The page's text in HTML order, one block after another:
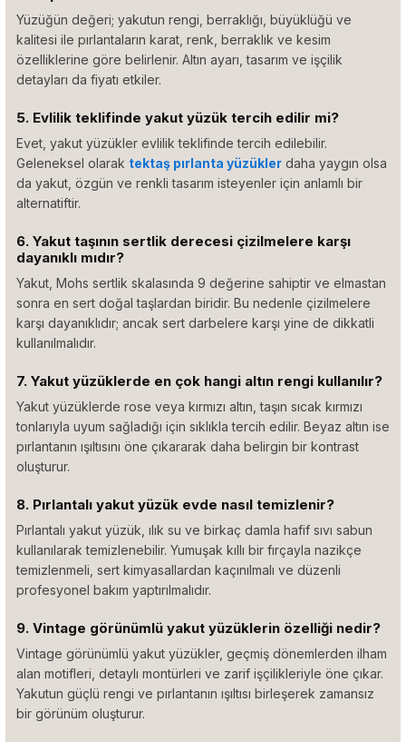
Yüzüğün değeri; yakutun rengi, berraklığı, büyüklüğü ve
kalitesi ile pırlantaların karat, renk, berraklık ve kesim
özelliklerine göre belirlenir. Altın ayarı, tasarım ve işçilik
detayları da fiyatı etkiler.
5. Evlilik teklifinde yakut yüzük tercih edilir mi?
Evet, yakut yüzükler evlilik teklifinde tercih edilebilir.
Geleneksel olarak tektaş pırlanta yüzükler daha yaygın olsa
da yakut, özgün ve renkli tasarım isteyenler için anlamlı bir
alternatiftir.
6. Yakut taşının sertlik derecesi çizilmelere karşı
dayanıklı mıdır?
Yakut, Mohs sertlik skalasında 9 değerine sahiptir ve elmastan
sonra en sert doğal taşlardan biridir. Bu nedenle çizilmelere
karşı dayanıklıdır; ancak sert darbelere karşı yine de dikkatli
kullanılmalıdır.
7. Yakut yüzüklerde en çok hangi altın rengi kullanılır?
Yakut yüzüklerde rose veya kırmızı altın, taşın sıcak kırmızı
tonlarıyla uyum sağladığı için sıklıkla tercih edilir. Beyaz altın ise
pırlantanın ışıltısını öne çıkararak daha belirgin bir kontrast
oluşturur.
8. Pırlantalı yakut yüzük evde nasıl temizlenir?
Pırlantalı yakut yüzük, ılık su ve birkaç damla hafif sıvı sabun
kullanılarak temizlenebilir. Yumuşak kıllı bir fırçayla nazikçe
temizlenmeli, sert kimyasallardan kaçınılmalı ve düzenli
profesyonel bakım yaptırılmalıdır.
9. Vintage görünümlü yakut yüzüklerin özelliği nedir?
Vintage görünümlü yakut yüzükler, geçmiş dönemlerden ilham
alan motifleri, detaylı montürleri ve zarif işçilikleriyle öne çıkar.
Yakutun güçlü rengi ve pırlantanın ışıltısı birleşerek zamansız
bir görünüm oluşturur.